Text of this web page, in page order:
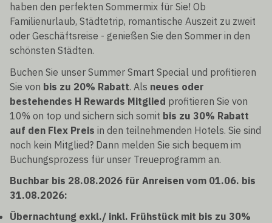
haben den perfekten Sommermix für Sie! Ob
Familienurlaub, Städtetrip, romantische Auszeit zu zweit
oder Geschäftsreise - genießen Sie den Sommer in den
schönsten Städten.
Buchen Sie unser Summer Smart Special und profitieren
Sie von bis zu 20% Rabatt. Als neues oder
bestehendes H Rewards Mitglied profitieren Sie von
10% on top und sichern sich somit bis zu 30% Rabatt
auf den Flex Preis in den teilnehmenden Hotels. Sie sind
noch kein Mitglied? Dann melden Sie sich bequem im
Buchungsprozess für unser Treueprogramm an.
Buchbar bis 28.08.2026 für Anreisen vom 01.06. bis
31.08.2026:
Übernachtung exkl./ inkl. Frühstück mit bis zu 30%